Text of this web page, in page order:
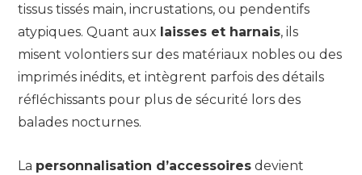
tissus tissés main, incrustations, ou pendentifs
atypiques. Quant aux laisses et harnais, ils
misent volontiers sur des matériaux nobles ou des
imprimés inédits, et intègrent parfois des détails
réfléchissants pour plus de sécurité lors des
balades nocturnes.
La personnalisation d’accessoires devient